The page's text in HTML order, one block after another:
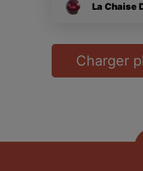
La Chaise
Charger